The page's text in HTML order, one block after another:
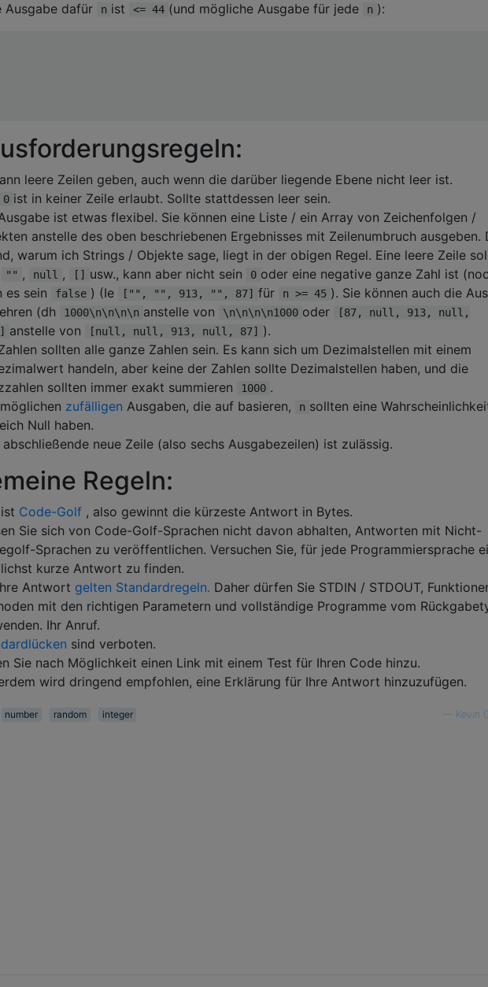
Ausgabe dafür n ist <= 44 (und mögliche Ausgabe für jede n ):
leere Zeilen geben, auch wenn die darüber liegende Ebene nicht leer ist.
0 ist in keiner Zeile erlaubt. Sollte stattdessen leer sein.
ist etwas flexibel. Sie können eine Liste / ein Array von Zeichenfolgen /
anstelle des oben beschriebenen Ergebnisses mit Zeilenumbruch ausgeben.
warum ich Strings / Objekte sage, liegt in der obigen Regel. Eine leere Zeile
"" , null , [] usw., kann aber nicht sein 0 oder eine negative ganze Zahl ist
es sein
false ) (Ie ["", "", 913, "", 87] für n >= 45 ). Sie können auch die
(dh
1000\n\n\n\n anstelle von \n\n\n\n1000 oder
[87, null, 913, null,
anstelle von [null, null, 913, null, 87]
).
sollten alle ganze Zahlen sein. Es kann sich um Dezimalstellen mit einem
handeln, aber keine der Zahlen sollte Dezimalstellen haben, und die
sollten immer exakt summieren
1000 .
zufälligen Ausgaben, die auf basieren, n sollten eine
Null haben.
abschließende neue Zeile (also sechs Ausgabezeilen) ist zulässig.
Regeln:
Code-Golf , also gewinnt die kürzeste Antwort in Bytes.
Sie sich von Code-Golf-Sprachen nicht davon abhalten, Antworten mit Nicht-
Sprachen zu veröffentlichen. Versuchen Sie, für jede Programmiersprache
kurze Antwort zu finden.
Antwort gelten Standardregeln. Daher dürfen Sie STDIN / STDOUT,
mit den richtigen Parametern und vollständige Programme vom
Ihr Anruf.
sind verboten.
Sie nach Möglichkeit einen Link mit einem Test für Ihren Code hinzu.
wird dringend empfohlen, eine Erklärung für Ihre Antwort hinzuzufügen.
number random integer
Kevin